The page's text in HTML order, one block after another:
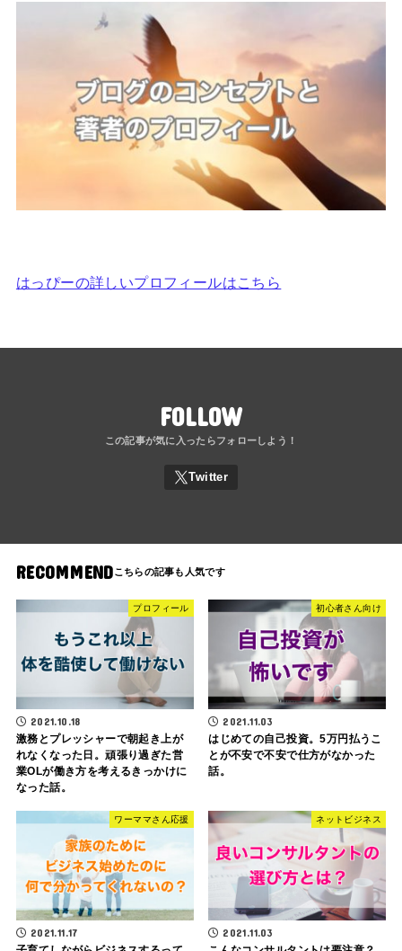
はっぴーの詳しいプロフィールはこちら
FOLLOW
RECOMMEND
プロフィール
2021.10.18
激務とプレッシャーで朝起き上が
れなくなった日。頑張り過ぎた営
業OLが働き方を考えるきっかけに
なった話。
初心者さん向け
2021.11.03
はじめての自己投資。5万円払うこ
とが不安で不安で仕方がなかった
話。
ワーママさん応援
2021.11.17
ネットビジネス
2021.11.03